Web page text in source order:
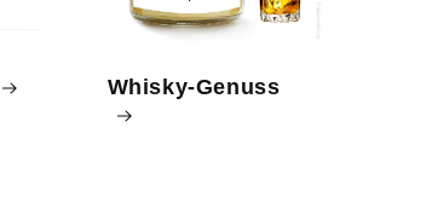
Whisky-Genuss